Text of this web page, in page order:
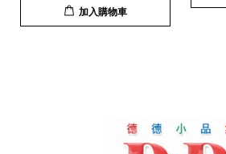
加入購物車